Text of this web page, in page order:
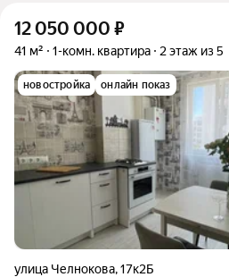
12 050 000 ₽
41 м² 1-комн. квартира 2 этаж из 5
новостройка онлайн показ
улица Челнокова,17к2Б